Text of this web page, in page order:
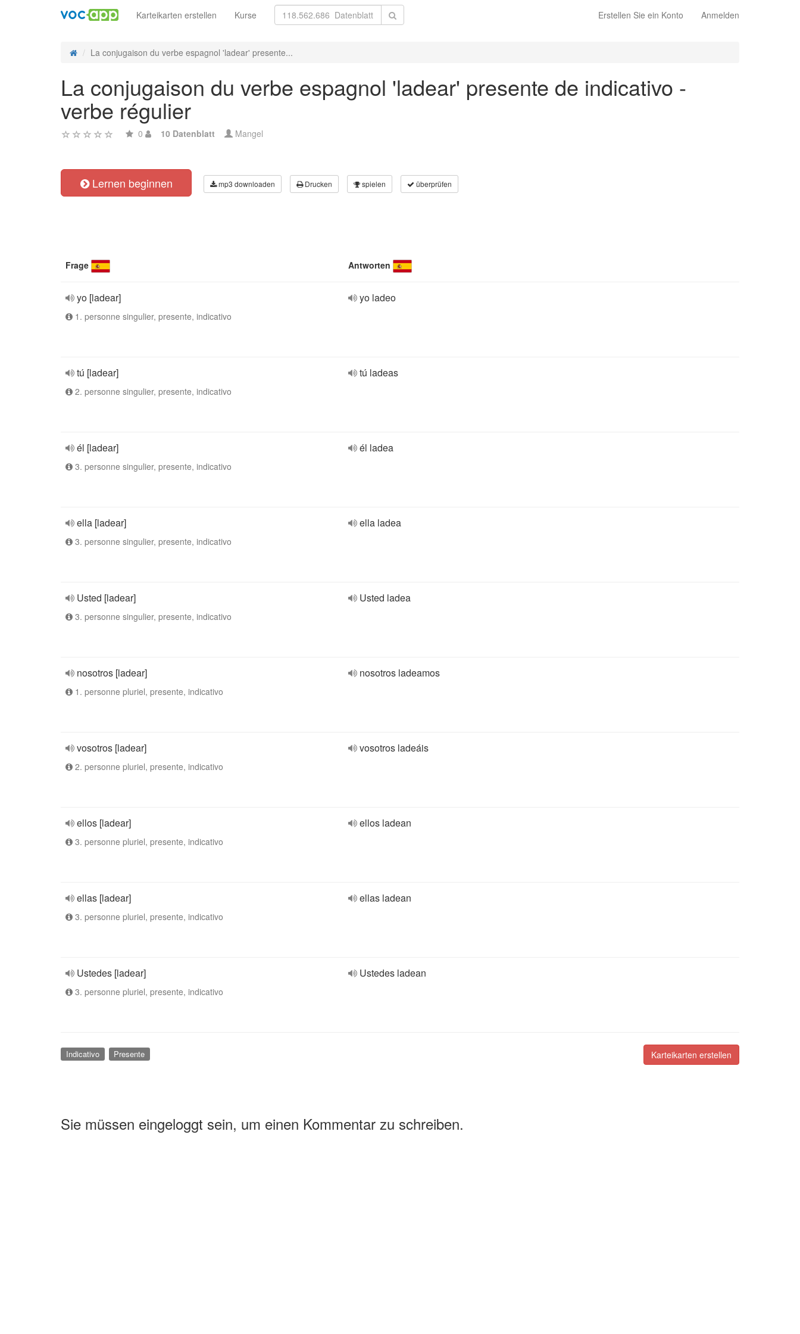
Erstellen Sie ein Konto Anmelden
Karteikarten erstellen Kurse
La conjugaison du verbe espagnol 'ladear' presente...
La conjugaison du verbe espagnol 'ladear' presente de indicativo -
verbe régulier
0 10 Datenblatt Mangel
Lernen beginnen mp3 downloaden Drucken spielen überprüfen
Frage Antworten
yo [ladear]
1. personne singulier, presente, indicativo
yo ladeo
tú [ladear]
2. personne singulier, presente, indicativo
tú ladeas
él [ladear]
3. personne singulier, presente, indicativo
él ladea
ella [ladear]
3. personne singulier, presente, indicativo
ella ladea
Usted [ladear]
3. personne singulier, presente, indicativo
Usted ladea
nosotros [ladear]
1. personne pluriel, presente, indicativo
nosotros ladeamos
vosotros [ladear]
2. personne pluriel, presente, indicativo
vosotros ladeáis
ellos [ladear]
3. personne pluriel, presente, indicativo
ellos ladean
ellas [ladear]
3. personne pluriel, presente, indicativo
ellas ladean
Ustedes [ladear]
3. personne pluriel, presente, indicativo
Ustedes ladean
Karteikarten erstellen
Indicativo Presente
Sie müssen eingeloggt sein, um einen Kommentar zu schreiben.